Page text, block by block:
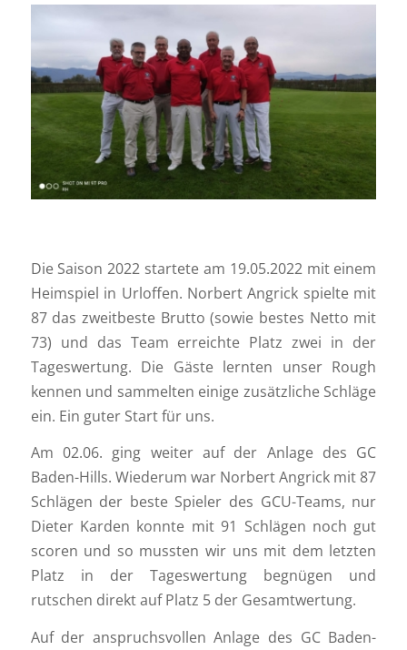
Die Saison 2022 startete am 19.05.2022 mit einem
Heimspiel in Urloffen. Norbert Angrick spielte mit
87 das zweitbeste Brutto (sowie bestes Netto mit
73) und das Team erreichte Platz zwei in der
Tageswertung. Die Gäste lernten unser Rough
kennen und sammelten einige zusätzliche Schläge
ein. Ein guter Start für uns.
Am 02.06. ging weiter auf der Anlage des GC
Baden-Hills. Wiederum war Norbert Angrick mit 87
Schlägen der beste Spieler des GCU-Teams, nur
Dieter Karden konnte mit 91 Schlägen noch gut
scoren und so mussten wir uns mit dem letzten
Platz in der Tageswertung begnügen und
rutschen direkt auf Platz 5 der Gesamtwertung.
Auf der anspruchsvollen Anlage des GC Baden-